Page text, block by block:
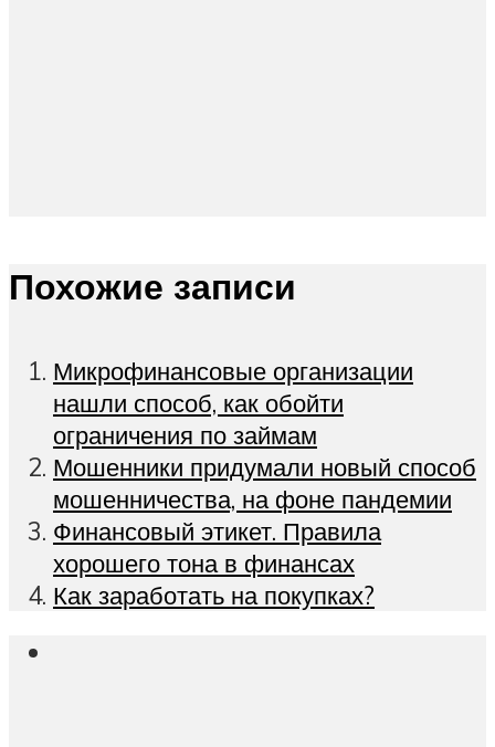
Похожие записи
Микрофинансовые организации
нашли способ, как обойти
ограничения по займам
Мошенники придумали новый способ
мошенничества, на фоне пандемии
Финансовый этикет. Правила
хорошего тона в финансах
Как заработать на покупках?